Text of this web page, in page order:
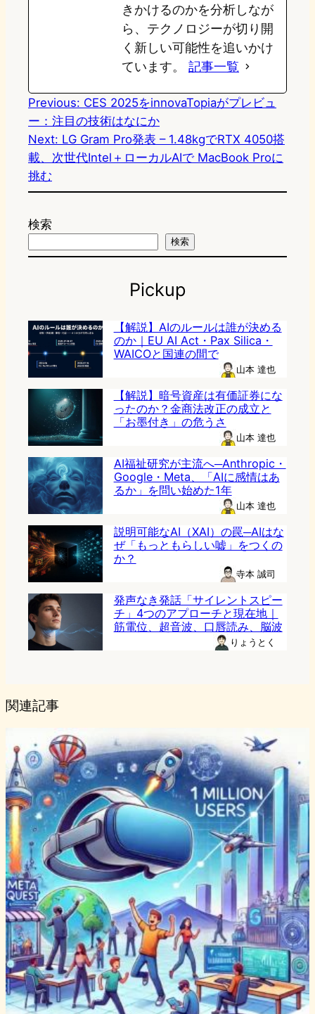
きかけるのかを分析しなが
ら、テクノロジーが切り開
く新しい可能性を追いかけ
ています。 記事一覧
Previous: CES 2025をinnovaTopiaがプレビュ
ー：注目の技術はなにか
Next: LG Gram Pro発表 – 1.48kgでRTX 4050搭
載、次世代Intel＋ローカルAIで MacBook Proに
挑む
検索
検索
Pickup
【解説】AIのルールは誰が決める
のか｜EU AI Act・Pax Silica・
WAICOと国連の間で
山本 達也
【解説】暗号資産は有価証券にな
ったのか？金商法改正の成立と
「お墨付き」の危うさ
山本 達也
AI福祉研究が主流へ─Anthropic・
Google・Meta、「AIに感情はあ
るか」を問い始めた1年
山本 達也
説明可能なAI（XAI）の罠─AIはな
ぜ「もっともらしい嘘」をつくの
か？
寺本 誠司
発声なき発話「サイレントスピー
チ」4つのアプローチと現在地｜
筋電位、超音波、口唇読み、脳波
りょうとく
関連記事